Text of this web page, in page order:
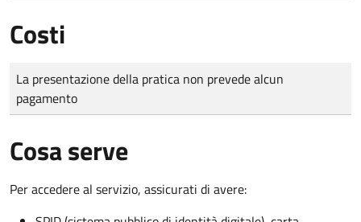
Costi
Tipo di pagamento
Importo
La presentazione della pratica non prevede alcun
pagamento
Cosa serve
Per accedere al servizio, assicurati di avere: